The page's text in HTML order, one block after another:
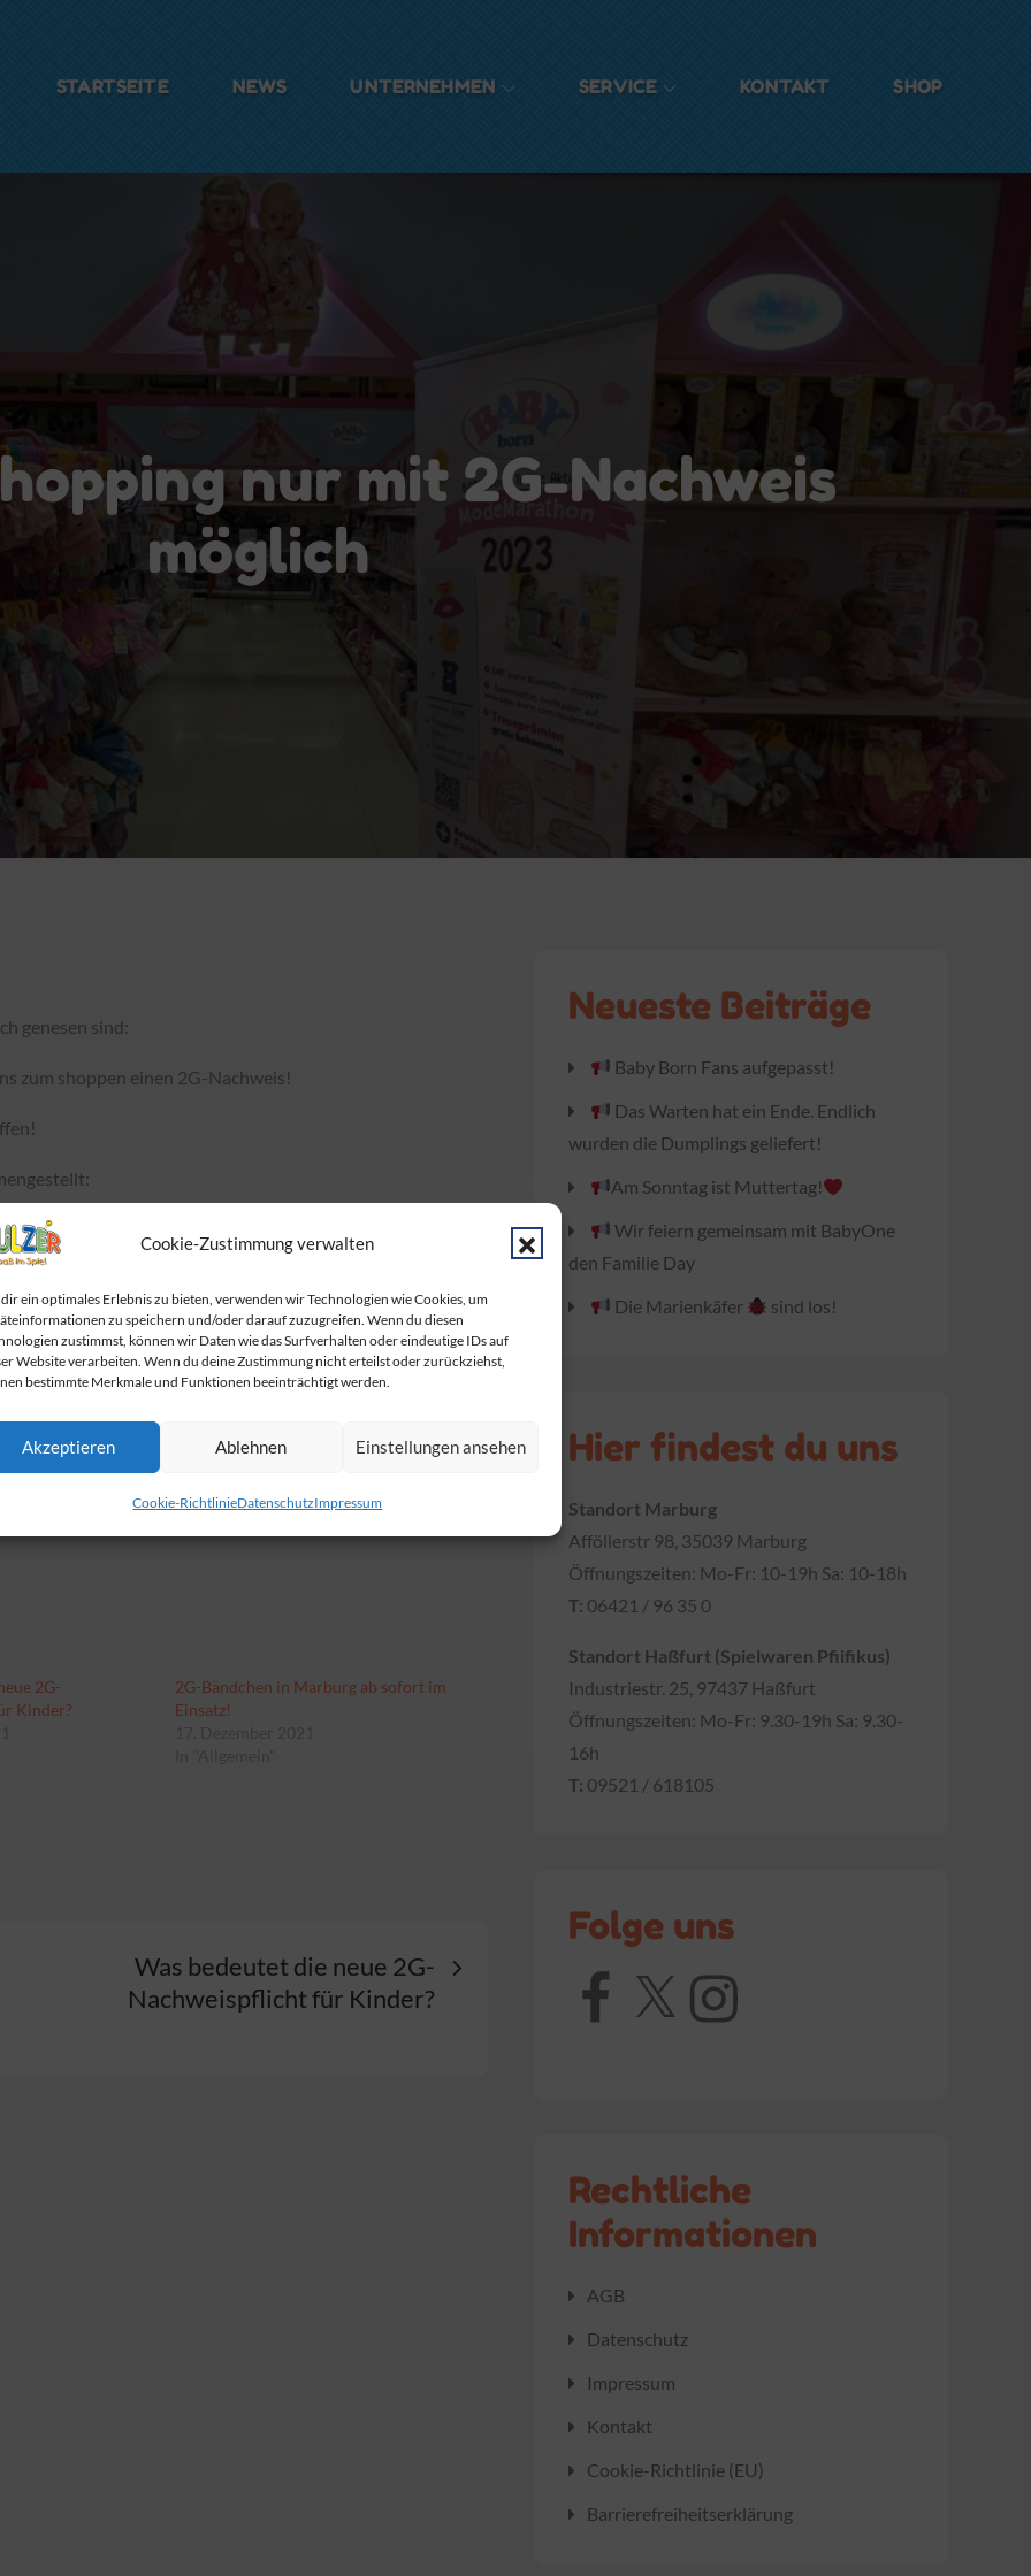
Cookie-Zustimmung verwalten
ein optimales Erlebnis zu bieten, verwenden wir Technologien wie Cookies, um
zu speichern und/oder darauf zuzugreifen. Wenn du diesen
zustimmst, können wir Daten wie das Surfverhalten oder eindeutige IDs auf
Website verarbeiten. Wenn du deine Zustimmung nicht erteilst oder zurückziehst,
bestimmte Merkmale und Funktionen beeinträchtigt werden.
Akzeptieren Ablehnen Einstellungen ansehen
Cookie-RichtlinieDatenschutzImpressum
STARTSEITE NEWS UNTERNEHMEN SERVICE KONTAKT SHOP
nur mit 2G-Nachweis
möglich
genesen sind:
zum shoppen einen 2G-Nachweis!
2G-
Kinder?
2G-Bändchen in Marburg ab sofort im
Einsatz!
Was bedeutet die neue 2G-
Nachweispflicht für Kinder?
Neueste Beiträge
Baby Born Fans aufgepasst!
Das Warten hat ein Ende. Endlich
wurden die Dumplings geliefert!
Am Sonntag ist Muttertag!
Wir feiern gemeinsam mit BabyOne
den Familie Day
Die Marienkäfer
sind los!
Hier findest du uns
Standort Marburg
Afföllerstr 98, 35039 Marburg
Öffnungszeiten: Mo-Fr: 10-19h Sa: 10-18h
T: 06421 / 96 35 0
Standort Haßfurt (Spielwaren Pfiifikus)
Industriestr. 25, 97437 Haßfurt
Öffnungszeiten: Mo-Fr: 9.30-19h Sa: 9.30-
16h
T: 09521 / 618105
Folge uns
Facebook
X Instagram
Rechtliche
Informationen
AGB
Datenschutz
Impressum
Kontakt
Cookie-Richtlinie (EU)
Barrierefreiheitserklärung